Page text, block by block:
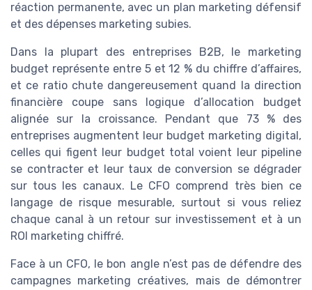
réaction permanente, avec un plan marketing défensif
et des dépenses marketing subies.
Dans la plupart des entreprises B2B, le marketing
budget représente entre 5 et 12 % du chiffre d’affaires,
et ce ratio chute dangereusement quand la direction
financière coupe sans logique d’allocation budget
alignée sur la croissance. Pendant que 73 % des
entreprises augmentent leur budget marketing digital,
celles qui figent leur budget total voient leur pipeline
se contracter et leur taux de conversion se dégrader
sur tous les canaux. Le CFO comprend très bien ce
langage de risque mesurable, surtout si vous reliez
chaque canal à un retour sur investissement et à un
ROI marketing chiffré.
Face à un CFO, le bon angle n’est pas de défendre des
campagnes marketing créatives, mais de démontrer